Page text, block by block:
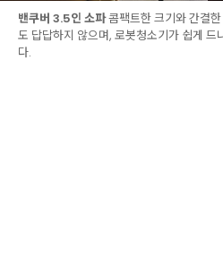
밴쿠버 3.5인 소파콤팩트한 크기와 간결
도 답답하지 않으며, 로봇청소기가 쉽게 드
다.